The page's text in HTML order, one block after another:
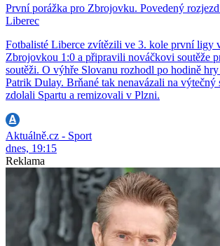
První porážka pro Zbrojovku. Povedený
Liberec
Fotbalisté Liberce zvítězili ve 3. kole první ligy
Zbrojovkou 1:0 a připravili nováčkovi soutěže
soutěži. O výhře Slovanu rozhodl po hodině
Patrik Dulay. Brňané tak nenavázali na
zdolali Spartu a remizovali v Plzni.
Aktuálně.cz - Sport
dnes, 19:15
Reklama